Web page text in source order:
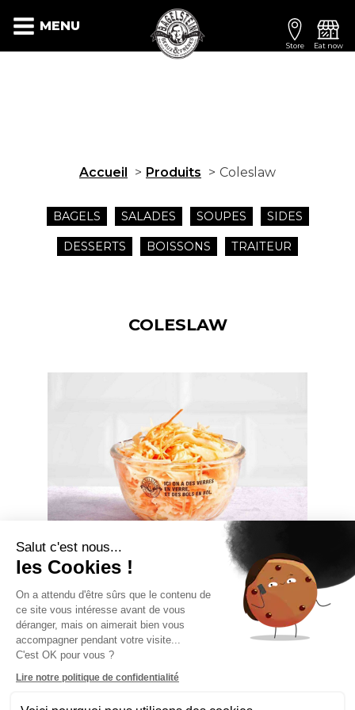
Salut c'est nous...
les Cookies !
On a attendu d'être sûrs que le contenu de
ce site vous intéresse avant de vous
déranger, mais on aimerait bien vous
accompagner pendant votre visite...
C'est OK pour vous ?
Lire notre politique de confidentialité
MENU
Store Eat now
Accueil Produits Coleslaw
BAGELS SALADES SOUPES SIDES
DESSERTS BOISSONS TRAITEUR
COLESLAW
J'LE VEUX !